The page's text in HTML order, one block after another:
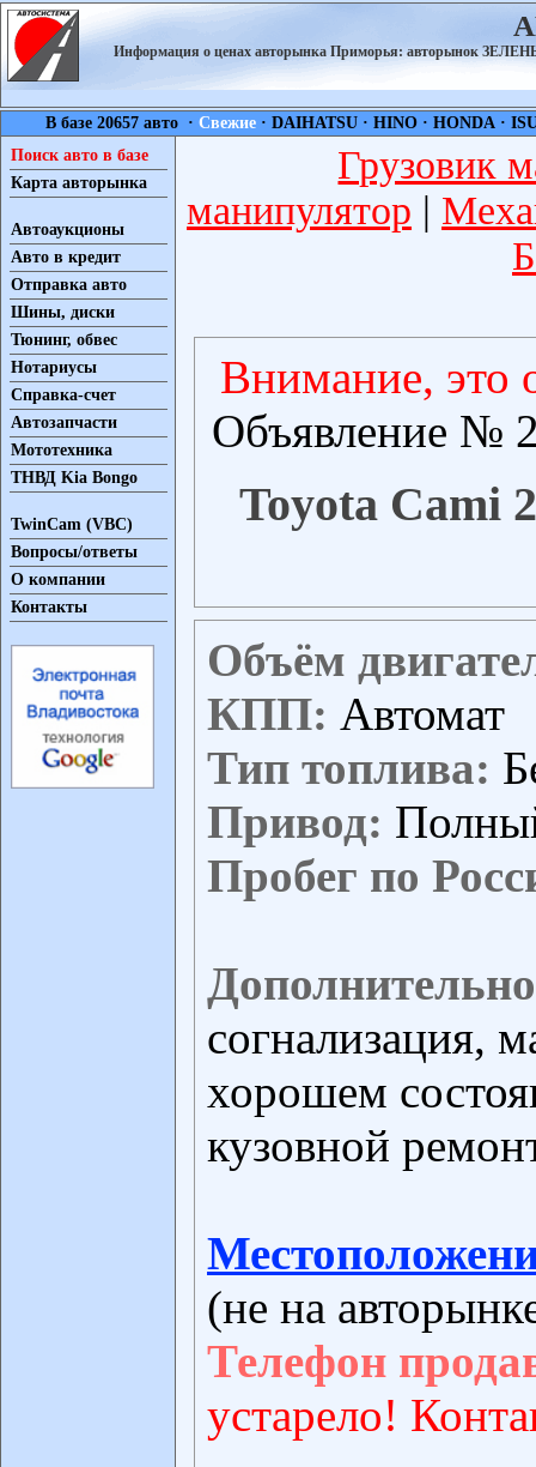
Информация о ценах авторынка Приморья: авторынок
В базе 20657 авто ·Свежие ·DAIHATSU ·HINO ·HONDA ·
Поиск авто в базе
Карта авторынка
Автоаукционы
Авто в кредит
Отправка авто
Шины, диски
Тюнинг, обвес
Нотариусы
Справка-счет
Автозапчасти
Мототехника
ТНВД Kia Bongo
TwinCam (VBC)
Вопросы/ответы
О компании
Контакты
Грузовик
манипулятор |
Внимание, это
Объявление №
Toyota Cami
Объём
КПП: Автомат
Тип топлива:
Привод:
Пробег по
согнализация,
хорошем
кузовной
(не на
Телефон
устарело!